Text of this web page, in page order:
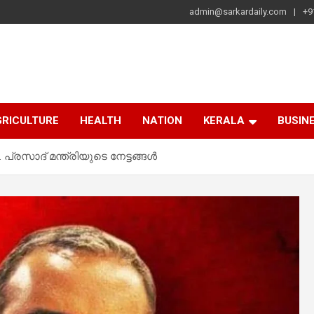
admin@sarkardaily.com
HEALTH NATION KERALA
മന്ത്രിയുടെ നേട്ടങ്ങൾ